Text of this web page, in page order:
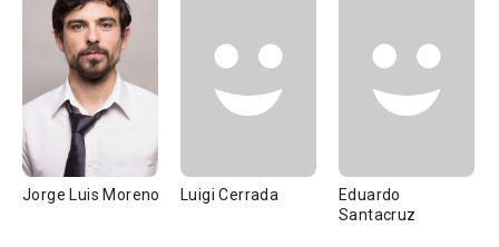
Jorge Luis Moreno Luigi Cerrada
Eduardo
Santacruz